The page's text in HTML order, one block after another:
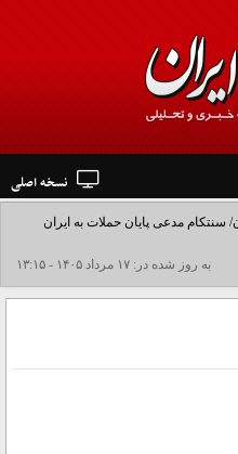
نسخه اصلی
سنتکام مدعی پایان حملات به ایران
شد+فیلم به روز شده در: ۱۷ مرداد ۱۴۰۵ - ۱۳:۱۵